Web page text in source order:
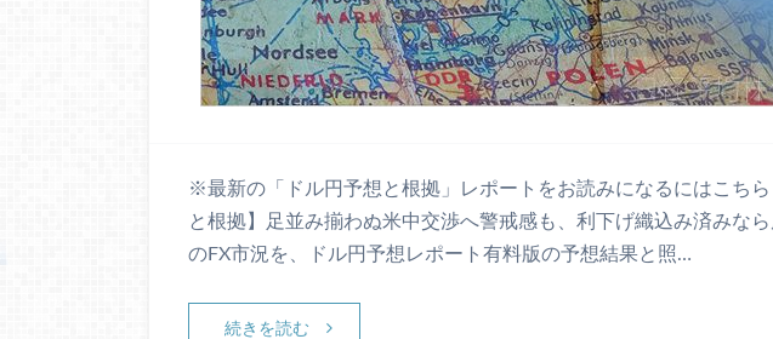
※最新の「ドル円予想と根拠」レポートをお読みになるにはこち
と根拠】足並み揃わぬ米中交渉へ警戒感も、利下げ織込み済みな
のFX市況を、ドル円予想レポート有料版の予想結果と照…
続きを読む